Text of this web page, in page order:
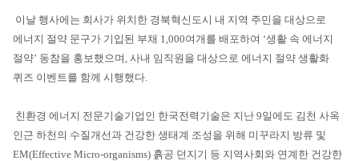
이날 행사에는 회사가 위치한 경북혁신도시 내 지역 주민을 대상으로
에너지 절약 문구가 기입된 부채 1,000여개를 배포하여 ‘생활 속 에너지
절약’ 동참을 홍보했으며, 사내 임직원을 대상으로 에너지 절약 생활화
퀴즈 이벤트를 함께 시행했다.
친환경 에너지 전문기술기업인 한국전력기술은 지난 9일에도 김천 사옥
인근 하천의 수질개선과 건강한 생태계 조성을 위해 미꾸라지 방류 및
EM(Effective Micro-organisms) 흙공 던지기 등 지역사회와 연계한 건강한